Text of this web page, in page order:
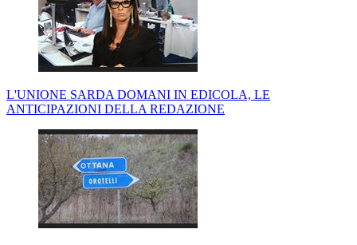
L'UNIONE SARDA DOMANI IN EDICOLA, LE
ANTICIPAZIONI DELLA REDAZIONE